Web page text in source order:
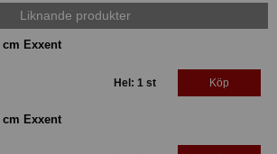
Liknande produkter
Exxent
Hel: 1 st Köp
Exxent